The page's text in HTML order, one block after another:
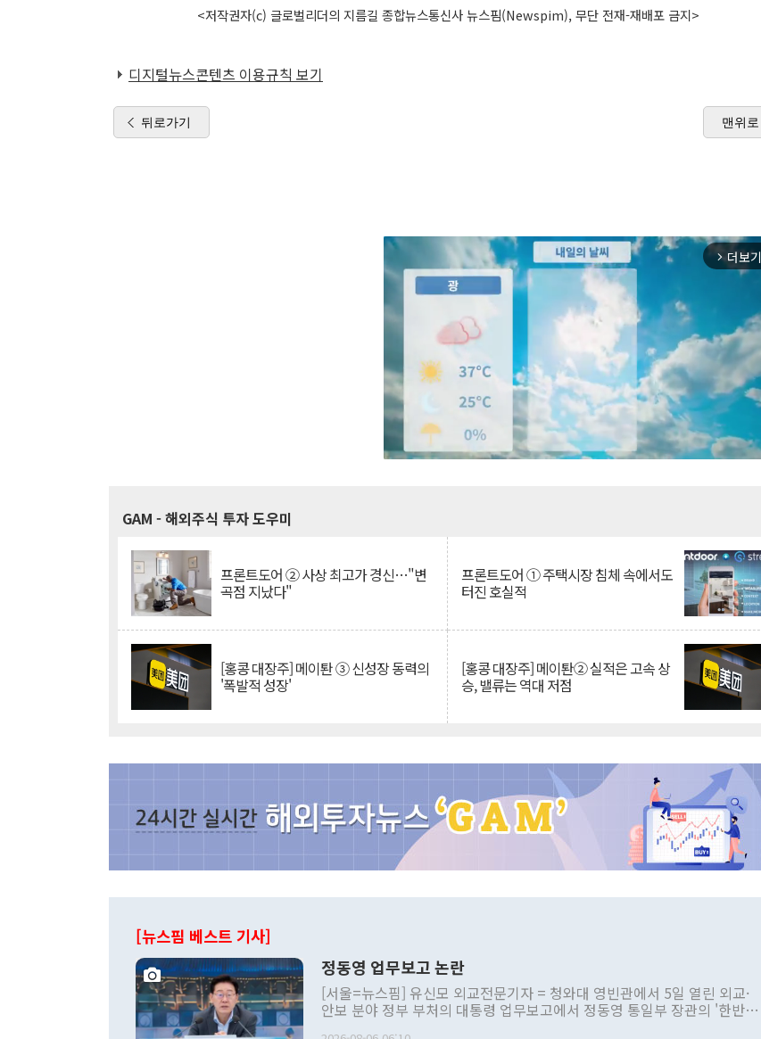
<저작권자(c) 글로벌리더의 지름길 종합뉴스통신사 뉴스핌(Newspim), 무단 전재-재배포 금지>
디지털뉴스콘텐츠 이용규칙 보기
뒤로가기 맨위로
arrow_forward_ios 더보기
GAM - 해외주식 투자 도우미
프론트도어 ② 사상 최고가 경신…"변
곡점 지났다"
프론트도어 ① 주택시장 침체 속에서도
터진 호실적
[홍콩 대장주] 메이퇀 ③ 신성장 동력의
'폭발적 성장'
[홍콩 대장주] 메이퇀② 실적은 고속 상
승, 밸류는 역대 저점
[뉴스핌 베스트 기사]
정동영 업무보고 논란
[서울=뉴스핌] 유신모 외교전문기자 = 청와대 영빈관에서 5일 열린 외교·
안보 분야 정부 부처의 대통령 업무보고에서 정동영 통일부 장관의 '한반도